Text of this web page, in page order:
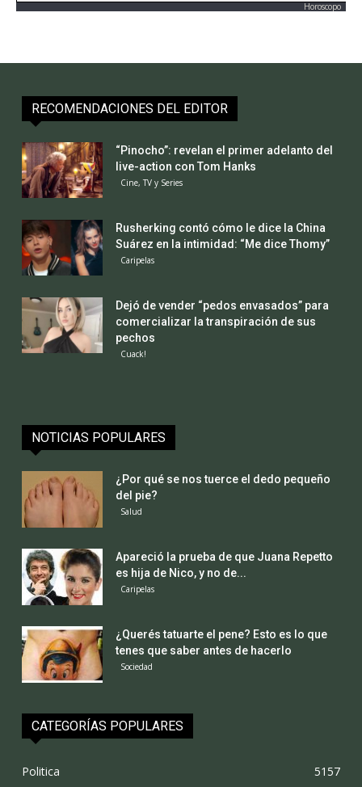
Horoscopo
RECOMENDACIONES DEL EDITOR
“Pinocho”: revelan el primer adelanto del
live-action con Tom Hanks
Cine, TV y Series
Rusherking contó cómo le dice la China
Suárez en la intimidad: “Me dice Thomy”
Caripelas
Dejó de vender “pedos envasados” para
comercializar la transpiración de sus
pechos
Cuack!
NOTICIAS POPULARES
¿Por qué se nos tuerce el dedo pequeño
del pie?
Salud
Apareció la prueba de que Juana Repetto
es hija de Nico, y no de...
Caripelas
¿Querés tatuarte el pene? Esto es lo que
tenes que saber antes de hacerlo
Sociedad
CATEGORÍAS POPULARES
Politica
5157